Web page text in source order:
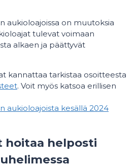
aukioloajoissa on muutoksia
tulevat voimaan
alkaen ja päättyvät
kannattaa tarkistaa osoitteesta
. Voit myös katsoa erillisen
aukioloajoista kesällä 2024
hoitaa helposti